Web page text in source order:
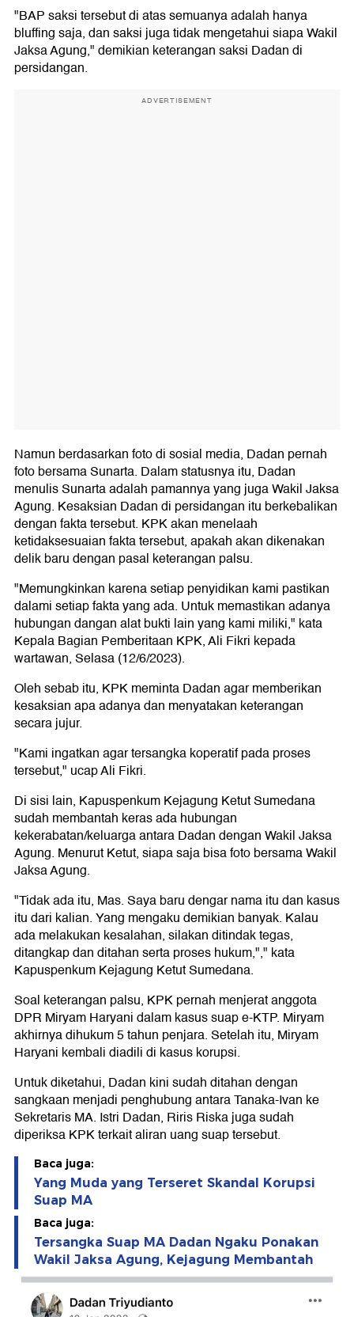
"BAP saksi tersebut di atas semuanya adalah hanya
bluffing saja, dan saksi juga tidak mengetahui siapa Wakil
Jaksa Agung," demikian keterangan saksi Dadan di
persidangan.
ADVERTISEMENT
Namun berdasarkan foto di sosial media, Dadan pernah
foto bersama Sunarta. Dalam statusnya itu, Dadan
menulis Sunarta adalah pamannya yang juga Wakil Jaksa
Agung. Kesaksian Dadan di persidangan itu berkebalikan
dengan fakta tersebut. KPK akan menelaah
ketidaksesuaian fakta tersebut, apakah akan dikenakan
delik baru dengan pasal keterangan palsu.
"Memungkinkan karena setiap penyidikan kami pastikan
dalami setiap fakta yang ada. Untuk memastikan adanya
hubungan dangan alat bukti lain yang kami miliki," kata
Kepala Bagian Pemberitaan KPK, Ali Fikri kepada
wartawan, Selasa (12/6/2023).
Oleh sebab itu, KPK meminta Dadan agar memberikan
kesaksian apa adanya dan menyatakan keterangan
secara jujur.
"Kami ingatkan agar tersangka koperatif pada proses
tersebut," ucap Ali Fikri.
Di sisi lain, Kapuspenkum Kejagung Ketut Sumedana
sudah membantah keras ada hubungan
kekerabatan/keluarga antara Dadan dengan Wakil Jaksa
Agung. Menurut Ketut, siapa saja bisa foto bersama Wakil
Jaksa Agung.
"Tidak ada itu, Mas. Saya baru dengar nama itu dan kasus
itu dari kalian. Yang mengaku demikian banyak. Kalau
ada melakukan kesalahan, silakan ditindak tegas,
ditangkap dan ditahan serta proses hukum,"," kata
Kapuspenkum Kejagung Ketut Sumedana.
Soal keterangan palsu, KPK pernah menjerat anggota
DPR Miryam Haryani dalam kasus suap e-KTP. Miryam
akhirnya dihukum 5 tahun penjara. Setelah itu, Miryam
Haryani kembali diadili di kasus korupsi.
Untuk diketahui, Dadan kini sudah ditahan dengan
sangkaan menjadi penghubung antara Tanaka-Ivan ke
Sekretaris MA. Istri Dadan, Riris Riska juga sudah
diperiksa KPK terkait aliran uang suap tersebut.
Baca juga:
Yang Muda yang Terseret Skandal Korupsi
Suap MA
Baca juga:
Tersangka Suap MA Dadan Ngaku Ponakan
Wakil Jaksa Agung, Kejagung Membantah